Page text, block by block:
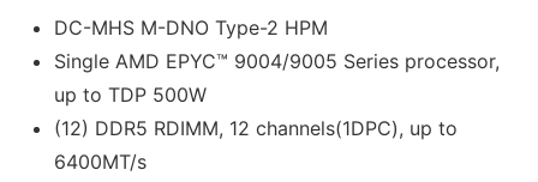
DC-MHS M-DNO Type-2 HPM
Single AMD EPYC™ 9004/9005 Series processor,
up to TDP 500W
(12) DDR5 RDIMM, 12 channels(1DPC), up to
6400MT/s